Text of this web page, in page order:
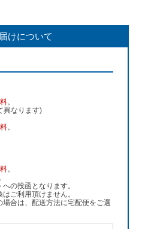
けについて
。
異なります)
。
。
の投函となります。
ご利用頂けません。
合は、配送方法に宅配便をご選